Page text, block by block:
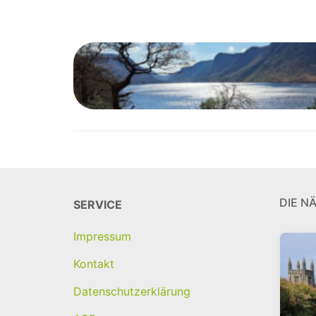
SERVICE
Impressum
Kontakt
Datenschutzerklärung
DIE